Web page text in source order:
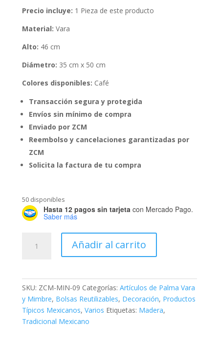
Precio incluye: 1 Pieza de este producto
Material: Vara
Alto: 46 cm
Diámetro: 35 cm x 50 cm
Colores disponibles: Café
Transacción segura y protegida
Envíos sin mínimo de compra
Enviado por ZCM
Reembolso y cancelaciones garantizadas por
ZCM
Solicita la factura de tu compra
50 disponibles
Hasta 12 pagos sin tarjetacon Mercado Pago.
Saber más
Recta
Añadir al carrito
SKU: ZCM-MIN-09 Categorías: Artículos de Palma Vara
y Mimbre, Bolsas Reutilizables, Decoración, Productos
Típicos Mexicanos, Varios Etiquetas: Madera,
Tradicional Mexicano